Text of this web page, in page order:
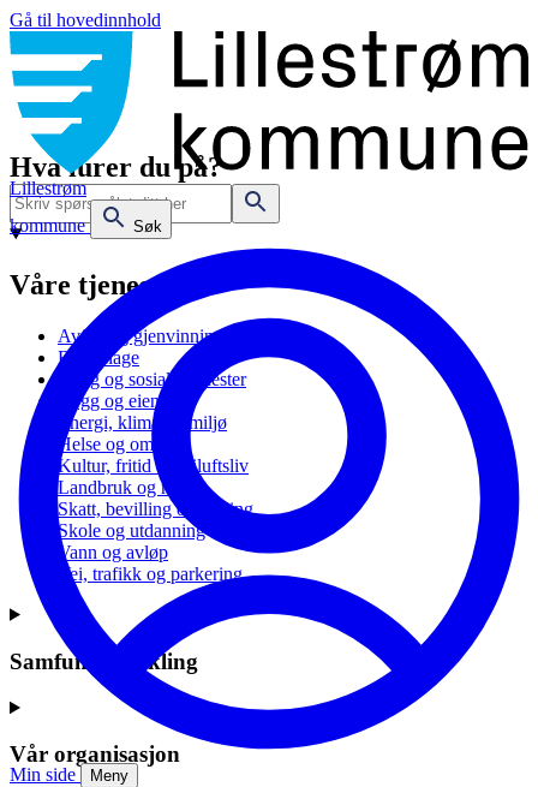
Gå til hovedinnhold
Lillestrøm
kommune
Søk
Min side Meny
Hva lurer du på?
Våre tjenester
Avfall og gjenvinning
Barnehage
Bolig og sosiale tjenester
Bygg og eiendom
Energi, klima og miljø
Helse og omsorg
Kultur, fritid og friluftsliv
Landbruk og natur
Skatt, bevilling og næring
Skole og utdanning
Vann og avløp
Vei, trafikk og parkering
Samfunnsutvikling
Vår organisasjon